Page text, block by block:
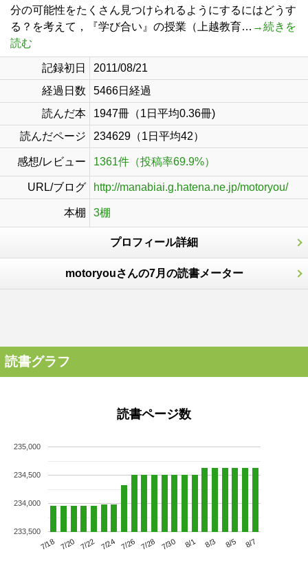
分の可能性をたくさん見つけられるようにするにはどうす
る？を考えて，『学び合い』の授業（上越教育… →続きを
読む
記録初日
2011/08/21
経過日数
5466日経過
読んだ本
1947冊（1日平均0.36冊)
読んだページ
234629（1日平均42）
感想/レビュー 1361件（投稿率69.9%）
URL/ブログ http://manabiai.g.hatena.ne.jp/motoryou/
本棚 3棚
プロフィール詳細
motoryouさんの7月の読書メーター
読書グラフ
読書ページ数
7/18 7/20 7/22 7/24 7/26 7/28 7/30 8/1 8/3 8/5 8/7
233,500
234,000
234,500
235,000